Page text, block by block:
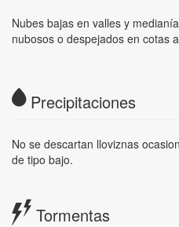
Nubes bajas en valles y
nubosos o despejados en cotas
Precipitaciones
No se descartan lloviznas
de tipo bajo.
Tormentas